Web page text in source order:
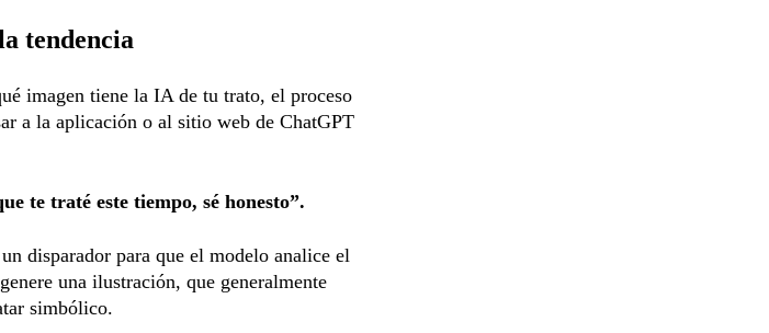
tendencia
imagen tiene la IA de tu trato, el proceso
a la aplicación o al sitio web de ChatGPT
te traté este tiempo, sé honesto”.
disparador para que el modelo analice el
una ilustración, que generalmente
simbólico.